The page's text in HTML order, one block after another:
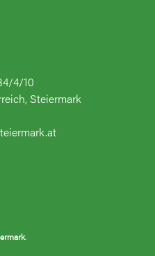
4/10
Steiermark
.